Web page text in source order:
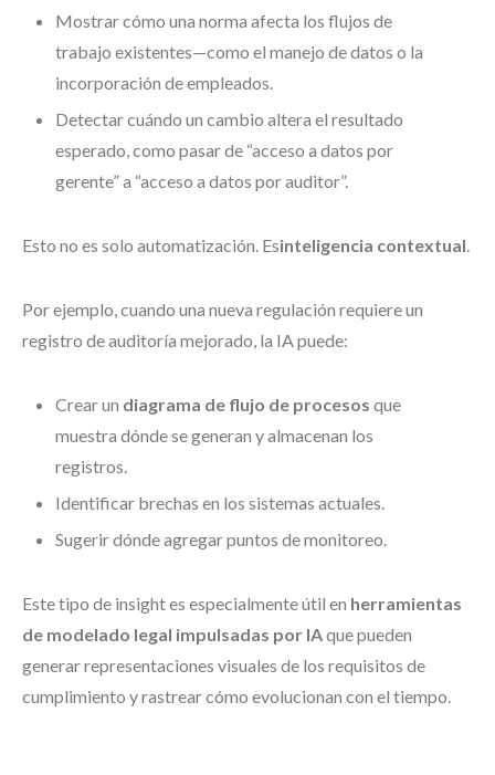
Mostrar cómo una norma afecta los flujos de
trabajo existentes—como el manejo de datos o la
incorporación de empleados.
Detectar cuándo un cambio altera el resultado
esperado, como pasar de “acceso a datos por
gerente” a “acceso a datos por auditor”.
Esto no es solo automatización. Esinteligencia contextual.
Por ejemplo, cuando una nueva regulación requiere un
registro de auditoría mejorado, la IA puede:
Crear un diagrama de flujo de procesos que
muestra dónde se generan y almacenan los
registros.
Identificar brechas en los sistemas actuales.
Sugerir dónde agregar puntos de monitoreo.
Este tipo de insight es especialmente útil en herramientas
de modelado legal impulsadas por IAque pueden
generar representaciones visuales de los requisitos de
cumplimiento y rastrear cómo evolucionan con el tiempo.